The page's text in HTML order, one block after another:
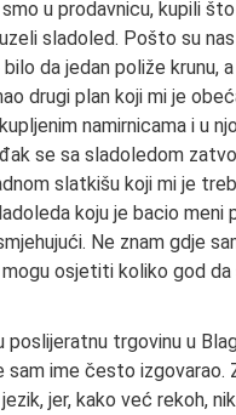
u prodavnicu, kupili
sladoled. Pošto su
da jedan poliže krunu,
drugi plan koji mi je
namirnicama i u
se sa sladoledom
slatkišu koji mi je
koju je bacio meni
Ne znam gdje
osjetiti koliko god
trgovinu u
ime često izgovarao.
jer, kako već rekoh,